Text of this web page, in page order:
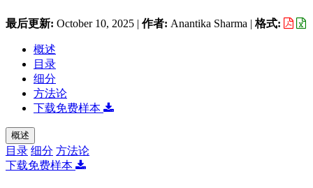
最后更新: October 10, 2025 | 作者: Anantika Sharma | 格式:
概述
目录
细分
方法论
下载免费样本
概述
目录 细分 方法论
下载免费样本